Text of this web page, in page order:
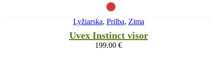
Lyžiarska, Prilba, Zima
Uvex Instinct visor
199.00 €